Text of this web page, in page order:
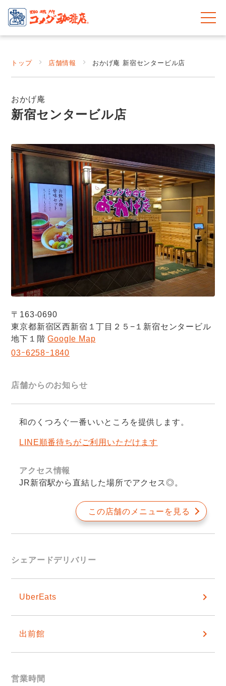
トップ 店舗情報 おかげ庵 新宿センタービル店
おかげ庵
新宿センタービル店
〒163-0690
東京都新宿区西新宿１丁目２５−１新宿センタービル
地下１階Google Map
03ｰ6258ｰ1840
店舗からのお知らせ
和のくつろぐ一番いいところを提供します。
LINE順番待ちがご利用いただけます
アクセス情報
JR新宿駅から直結した場所でアクセス◎。
この店舗のメニューを見る
シェアードデリバリー
UberEats
出前館
営業時間